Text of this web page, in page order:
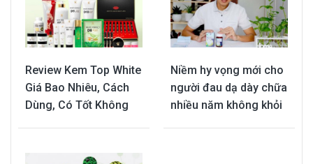
Review Kem Top White
Giá Bao Nhiêu, Cách
Dùng, Có Tốt Không
Niềm hy vọng mới cho
người đau dạ dày chữa
nhiều năm không khỏi